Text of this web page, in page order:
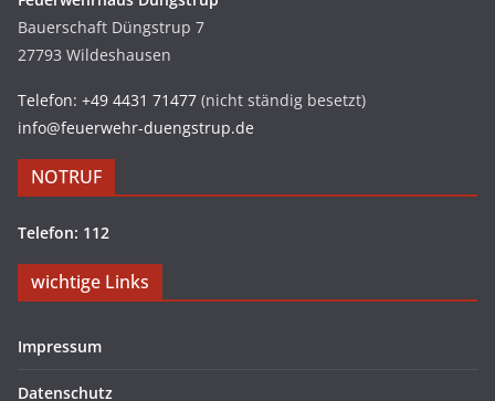
Bauerschaft Düngstrup 7
27793 Wildeshausen
Telefon: +49 4431 71477 (nicht ständig besetzt)
info@feuerwehr-duengstrup.de
NOTRUF
Telefon: 112
wichtige Links
Impressum
Datenschutz